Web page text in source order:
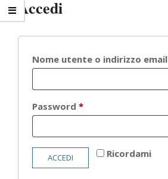
Accedi
Nome utente o indirizzo email
Password *Richiesto
Ricordami
ACCEDI